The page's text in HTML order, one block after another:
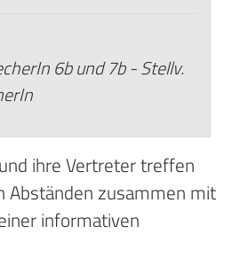
6b und 7b - Stellv.
ihre Vertreter treffen
Abständen zusammen mit
informativen